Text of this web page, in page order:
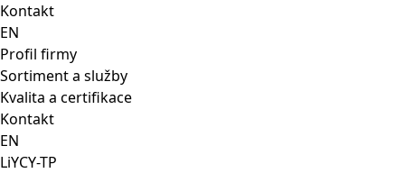
Kontakt
EN
Profil firmy
Sortiment a služby
Kvalita a certifikace
Kontakt
EN
LiYCY-TP